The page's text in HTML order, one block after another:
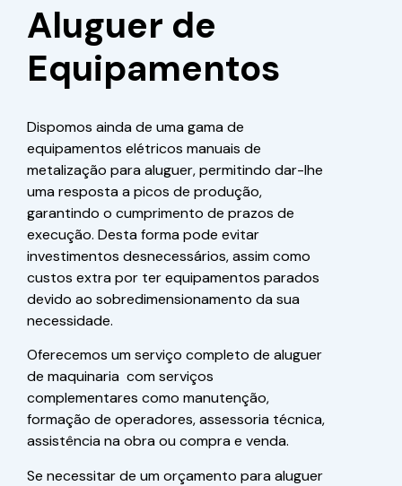
Aluguer de
Equipamentos
Dispomos ainda de uma gama de
equipamentos elétricos manuais de
metalização para aluguer, permitindo dar-lhe
uma resposta a picos de produção,
garantindo o cumprimento de prazos de
execução. Desta forma pode evitar
investimentos desnecessários, assim como
custos extra por ter equipamentos parados
devido ao sobredimensionamento da sua
necessidade.
Oferecemos um serviço completo de aluguer
de maquinaria com serviços
complementares como manutenção,
formação de operadores, assessoria técnica,
assistência na obra ou compra e venda.
Se necessitar de um orçamento para aluguer